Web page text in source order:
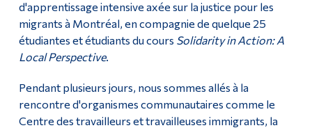
d'apprentissage intensive axée sur la justice pour les
migrants à Montréal, en compagnie de quelque 25
étudiantes et étudiants du cours Solidarity in Action: A
Local Perspective.
Pendant plusieurs jours, nous sommes allés à la
rencontre d'organismes communautaires comme le
Centre des travailleurs et travailleuses immigrants, la